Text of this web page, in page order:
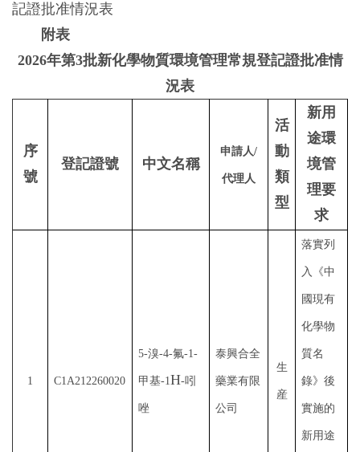
記證批准情況表
附表
2026年第3批新化學物質環境管理常規登記證批准情
況表
序
號
登記證號 中文名稱
申請人/
代理人
活
動
類
型
新用
途環
境管
理要
求
1 C1A212260020
5-溴-4-氟-1-
甲基-1H-吲
唑
泰興合全
藥業有限
公司
生
産
落實列
入《中
國現有
化學物
質名
錄》後
實施的
新用途